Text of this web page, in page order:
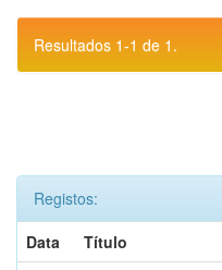
Resultados 1-1 de 1.
Registos:
Data
Título